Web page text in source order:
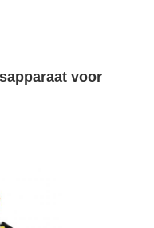
voor